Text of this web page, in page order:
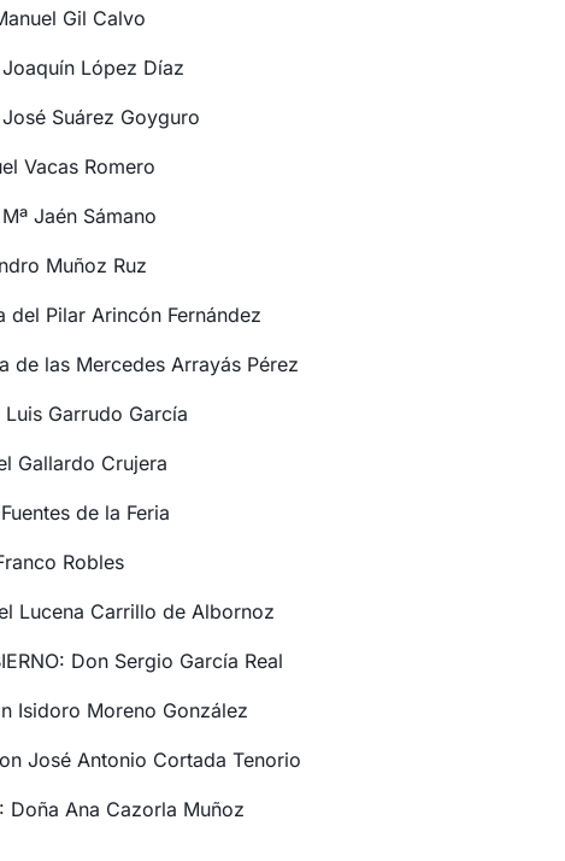
Gil Calvo
López Díaz
Suárez Goyguro
Vacas Romero
Jaén Sámano
Muñoz Ruz
del Pilar Arincón Fernández
de las Mercedes Arrayás Pérez
Luis Garrudo García
Gallardo Crujera
de la Feria
Robles
Lucena Carrillo de Albornoz
Don Sergio García Real
Isidoro Moreno González
José Antonio Cortada Tenorio
Doña Ana Cazorla Muñoz